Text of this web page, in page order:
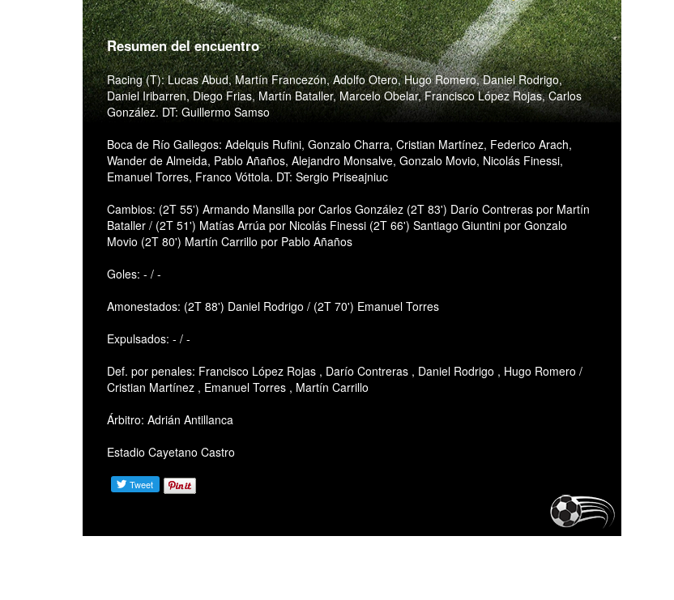
Resumen del encuentro
Racing (T): Lucas Abud, Martín Francezón, Adolfo Otero, Hugo Romero, Daniel Rodrigo,
Daniel Iribarren, Diego Frias, Martín Bataller, Marcelo Obelar, Francisco López Rojas, Carlos
González. DT: Guillermo Samso
Boca de Río Gallegos: Adelquis Rufini, Gonzalo Charra, Cristian Martínez, Federico Arach,
Wander de Almeida, Pablo Añaños, Alejandro Monsalve, Gonzalo Movio, Nicolás Finessi,
Emanuel Torres, Franco Vóttola. DT: Sergio Priseajniuc
Cambios: (2T 55') Armando Mansilla por Carlos González (2T 83') Darío Contreras por Martín
Bataller / (2T 51') Matías Arrúa por Nicolás Finessi (2T 66') Santiago Giuntini por Gonzalo
Movio (2T 80') Martín Carrillo por Pablo Añaños
Goles: - / -
Amonestados: (2T 88') Daniel Rodrigo / (2T 70') Emanuel Torres
Expulsados: - / -
Def. por penales: Francisco López Rojas , Darío Contreras , Daniel Rodrigo , Hugo Romero /
Cristian Martínez , Emanuel Torres , Martín Carrillo
Árbitro: Adrián Antillanca
Estadio Cayetano Castro